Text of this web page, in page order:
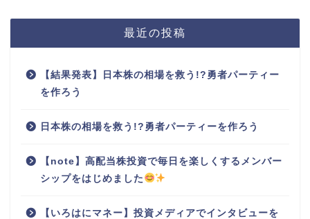
最近の投稿
【結果発表】日本株の相場を救う!?勇者パーティー
を作ろう
日本株の相場を救う!?勇者パーティーを作ろう
【note】高配当株投資で毎日を楽しくするメンバー
シップをはじめました
【いろはにマネー】投資メディアでインタビューを